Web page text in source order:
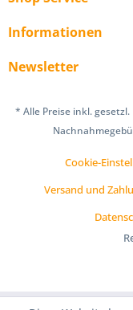
Informationen
Newsletter
* Alle Preise inkl.
Cookie-
Versand und